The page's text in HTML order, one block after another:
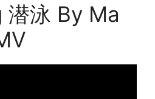
潜泳 By Ma